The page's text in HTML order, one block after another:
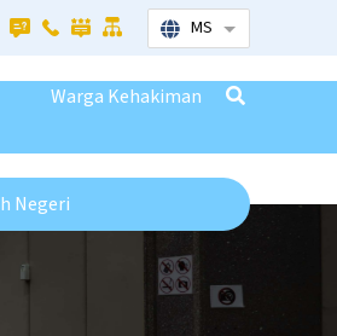
MS List additional
Warga Kehakiman
Negeri